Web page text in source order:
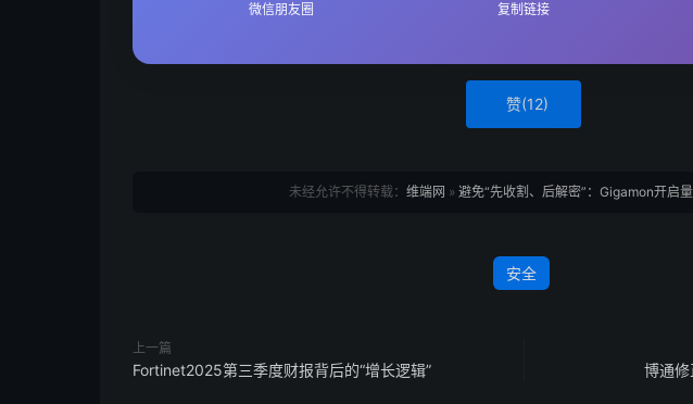
微信朋友圈 复制链接
赞(12)
未经允许不得转载： 维端网 » 避免“先收割、后解密”：Gigamon开启
安全
上一篇
Fortinet2025第三季度财报背后的“增长逻辑” 博通